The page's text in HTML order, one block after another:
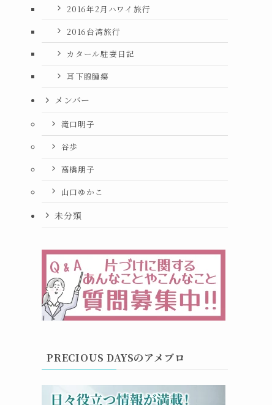
2016年2月ハワイ旅行
2016台湾旅行
カタール駐妻日記
耳下腺腫瘍
メンバー
滝口明子
谷歩
高橋朋子
山口ゆかこ
未分類
PRECIOUS DAYSのアメブロ